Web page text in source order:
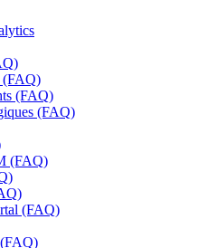
(FAQ)
(FAQ)
(FAQ)
(FAQ)
(FAQ)